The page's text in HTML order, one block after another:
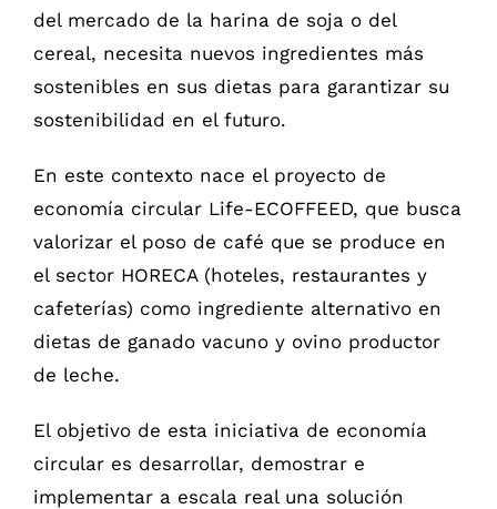
del mercado de la harina de soja o del
cereal, necesita nuevos ingredientes más
sostenibles en sus dietas para garantizar su
sostenibilidad en el futuro.
En este contexto nace el proyecto de
economía circular Life-ECOFFEED, que busca
valorizar el poso de café que se produce en
el sector HORECA (hoteles, restaurantes y
cafeterías) como ingrediente alternativo en
dietas de ganado vacuno y ovino productor
de leche.
El objetivo de esta iniciativa de economía
circular es desarrollar, demostrar e
implementar a escala real una solución